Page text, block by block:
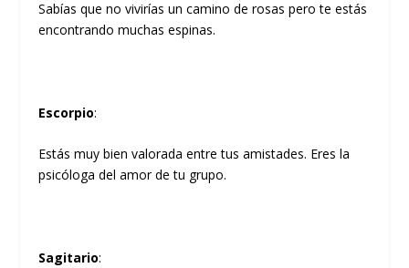
Sabías que no vivirías un camino de rosas pero te estás
encontrando muchas espinas.
Escorpio:
Estás muy bien valorada entre tus amistades. Eres la
psicóloga del amor de tu grupo.
Sagitario: